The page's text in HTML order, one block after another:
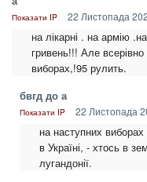
Показати IP 22 Листопада
на лікарні . на армію
гривень!!! Але
виборах,!95 рулить.
бвгд до а
Показати IP 22 Листопада
на наступних
в Україні, - хтось в
лугандонії.